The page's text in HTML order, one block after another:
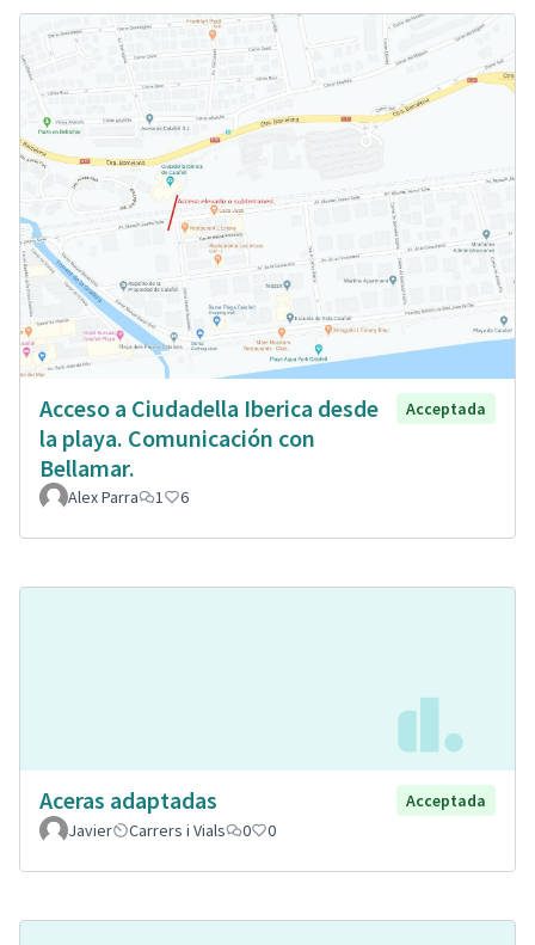
Acceso a Ciudadella Iberica desde
la playa. Comunicación con
Bellamar.
Acceptada
Alex Parra 1 6
Aceras adaptadas
Acceptada
Javier
Carrers i Vials 0 0